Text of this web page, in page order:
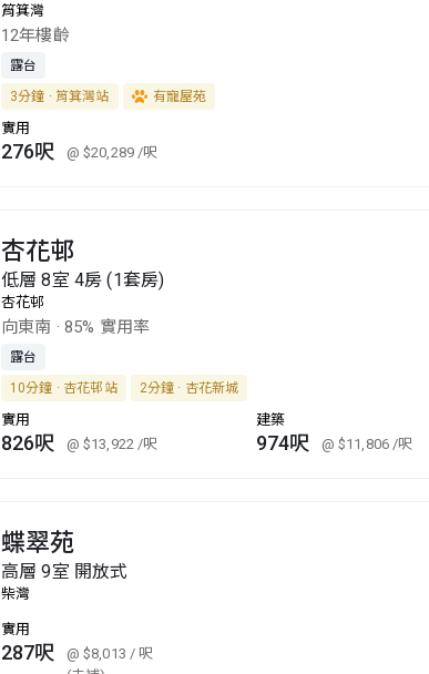
筲箕灣
12年樓齡
露台
3分鐘 · 筲箕灣站
有寵屋苑
實用
276呎 @ $20,289 /呎
杏花邨
低層 8室 4房 (1套房)
杏花邨
向東南 · 85% 實用率
露台
10分鐘 · 杏花邨站
2分鐘 · 杏花新城
實用
826呎 @ $13,922 /呎
建築
974呎 @ $11,806 /呎
蝶翠苑
高層 9室 開放式
柴灣
實用
287呎 @ $8,013 / 呎